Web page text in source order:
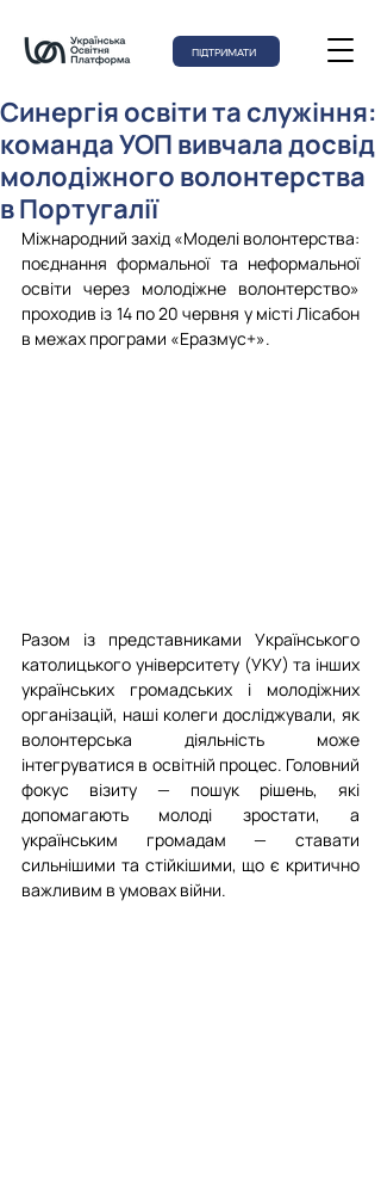
ПІДТРИМАТИ
Синергія освіти та служіння:
команда УОП вивчала досвід
молодіжного волонтерства
в Португалії
Міжнародний захід «Моделі волонтерства:
поєднання формальної та неформальної
освіти через молодіжне волонтерство»
проходив із 14 по 20 червня у місті Лісабон
в межах програми «Еразмус+».
Разом із представниками Українського
католицького університету (УКУ) та інших
українських громадських і молодіжних
організацій, наші колеги досліджували, як
волонтерська діяльність може
інтегруватися в освітній процес. Головний
фокус візиту — пошук рішень, які
допомагають молоді зростати, а
українським громадам — ставати
сильнішими та стійкішими, що є критично
важливим в умовах війни.